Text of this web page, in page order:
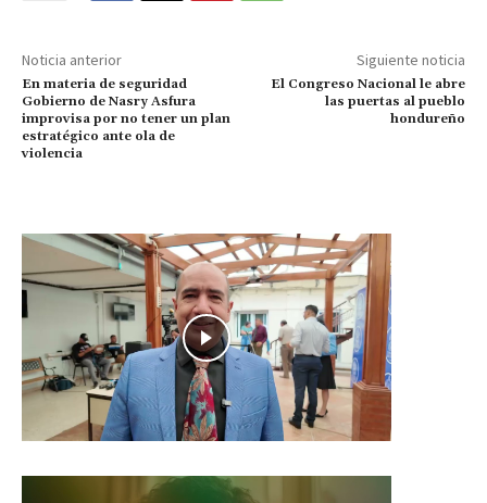
Noticia anterior
En materia de seguridad
Gobierno de Nasry Asfura
improvisa por no tener un plan
estratégico ante ola de
violencia
Siguiente noticia
El Congreso Nacional le abre
las puertas al pueblo
hondureño